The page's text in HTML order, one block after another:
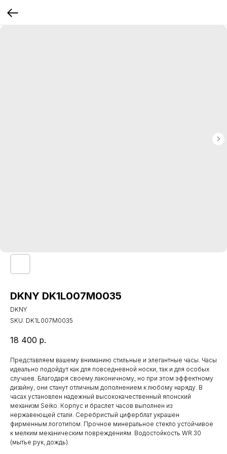
DKNY DK1L007M0035
DKNY
SKU: DK1L007M0035
18 400 р.
Представляем вашему вниманию стильные и элегантные часы. Часы
идеально подойдут как для повседневной носки, так и для особых
случаев. Благодаря своему лаконичному, но при этом эффектному
дизайну, они станут отличным дополнением к любому наряду. В
часах установлен надежный высококачественный японский
механизм Seiko. Корпус и браслет часов выполнен из
нержавеющей стали. Серебристый циферблат украшен
фирменным логотипом. Прочное минеральное стекло устойчивое
к мелким механическим повреждениям. Водостойкость WR 30
(мытье рук, дождь).